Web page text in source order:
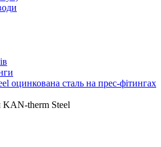
оцинкована сталь на прес-фітингах
KAN-therm Steel